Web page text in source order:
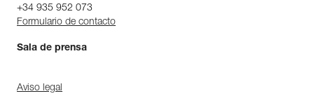
+34 935 952 073
Formulario de contacto
Sala de prensa
Aviso legal